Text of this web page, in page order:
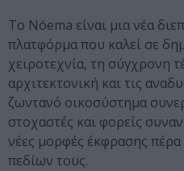
Το Nóema είναι μια νέα
πλατφόρμα που καλεί σε
χειροτεχνία, τη σύγχρονη
αρχιτεκτονική και τις
ζωντανό οικοσύστημα
στοχαστές και φορείς
νέες μορφές έκφρασης
πεδίων τους.